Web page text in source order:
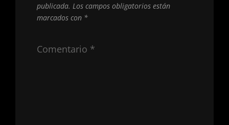
publicada. Los campos obligatorios están
marcados con *
Comentario *